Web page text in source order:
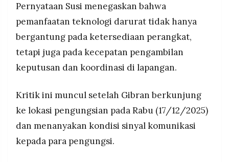
Pernyataan Susi menegaskan bahwa
pemanfaatan teknologi darurat tidak hanya
bergantung pada ketersediaan perangkat,
tetapi juga pada kecepatan pengambilan
keputusan dan koordinasi di lapangan.
Kritik ini muncul setelah Gibran berkunjung
ke lokasi pengungsian pada Rabu (17/12/2025)
dan menanyakan kondisi sinyal komunikasi
kepada para pengungsi.